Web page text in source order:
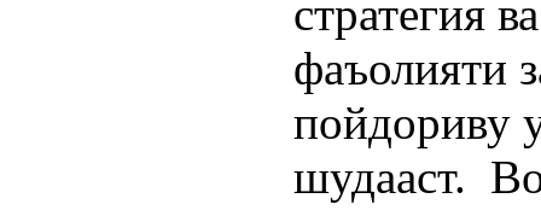
стратегия
фаъолияти
пойдориву
шудааст.